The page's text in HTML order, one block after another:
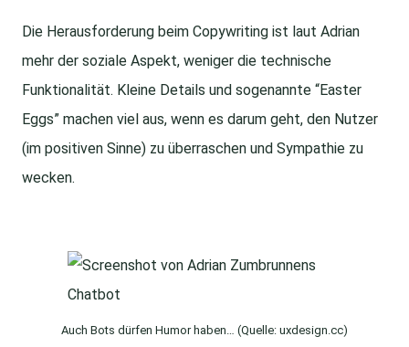
Die Herausforderung beim Copywriting ist laut Adrian
mehr der soziale Aspekt, weniger die technische
Funktionalität. Kleine Details und sogenannte “Easter
Eggs” machen viel aus, wenn es darum geht, den Nutzer
(im positiven Sinne) zu überraschen und Sympathie zu
wecken.
Auch Bots dürfen Humor haben… (Quelle: uxdesign.cc)